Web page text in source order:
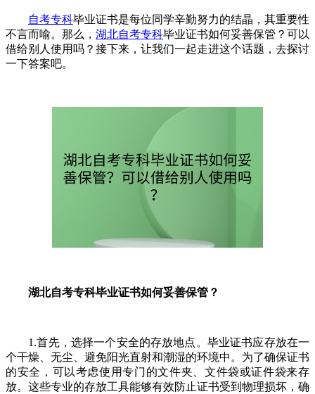
自考专科毕业证书是每位同学辛勤努力的结晶，其重要性
不言而喻。那么， 湖北自考专科毕业证书如何妥善保管？可以
借给别人使用吗？接下来，让我们一起走进这个话题，去探讨
一下答案吧。
湖北自考专科毕业证书如何妥善保管？
1.首先，选择一个安全的存放地点。毕业证书应存放在一
个干燥、无尘、避免阳光直射和潮湿的环境中。为了确保证书
的安全，可以考虑使用专门的文件夹、文件袋或证件袋来存
放。这些专业的存放工具能够有效防止证书受到物理损坏，确